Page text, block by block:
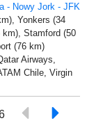
- Nowy Jork - JFK
Yonkers (34
Stamford (50
(76 km)
Airways,
Chile, Virgin